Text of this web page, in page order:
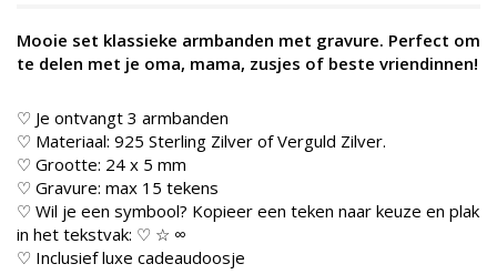
Mooie set klassieke armbanden met gravure. Perfect om
te delen met je oma, mama, zusjes of beste vriendinnen!
♡ Je ontvangt 3 armbanden
♡ Materiaal: 925 Sterling Zilver of Verguld Zilver.
♡ Grootte: 24 x 5 mm
♡ Gravure: max 15 tekens
♡ Wil je een symbool? Kopieer een teken naar keuze en plak
in het tekstvak: ♡ ☆ ∞
♡ Inclusief luxe cadeaudoosje